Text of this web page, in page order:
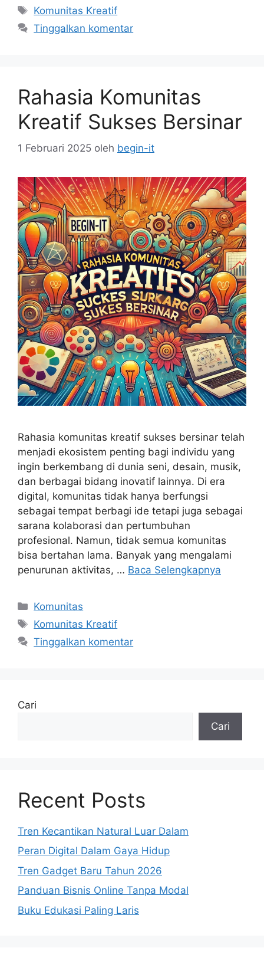
Tag
Komunitas Kreatif
Tinggalkan komentar
Rahasia Komunitas
Kreatif Sukses Bersinar
1 Februari 2025 oleh begin-it
Rahasia komunitas kreatif sukses bersinar telah
menjadi ekosistem penting bagi individu yang
ingin berkembang di dunia seni, desain, musik,
dan berbagai bidang inovatif lainnya. Di era
digital, komunitas tidak hanya berfungsi
sebagai tempat berbagi ide tetapi juga sebagai
sarana kolaborasi dan pertumbuhan
profesional. Namun, tidak semua komunitas
bisa bertahan lama. Banyak yang mengalami
penurunan aktivitas, … Baca Selengkapnya
Kategori
Komunitas
Tag
Komunitas Kreatif
Tinggalkan komentar
Cari
Cari
Recent Posts
Tren Kecantikan Natural Luar Dalam
Peran Digital Dalam Gaya Hidup
Tren Gadget Baru Tahun 2026
Panduan Bisnis Online Tanpa Modal
Buku Edukasi Paling Laris